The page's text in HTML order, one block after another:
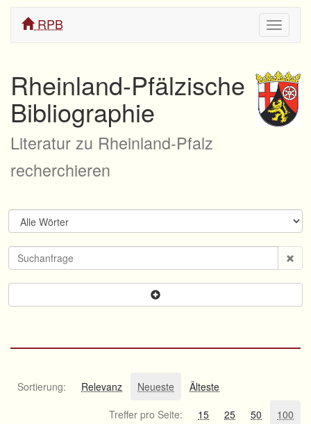
ein/
RPB
Rheinland-Pfälzische
Bibliographie
Literatur zu Rheinland-Pfalz
recherchieren
Sortierung: Relevanz Neueste
Älteste
Treffer pro Seite:
15 25 50 100